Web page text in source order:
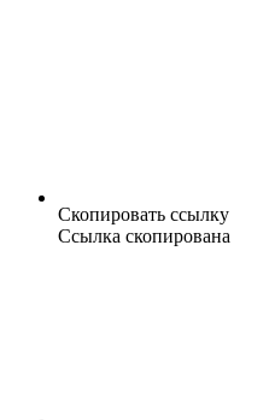
Скопировать ссылку
Ссылка скопирована